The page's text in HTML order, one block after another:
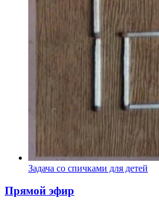
Задача со спичками для детей
Прямой эфир